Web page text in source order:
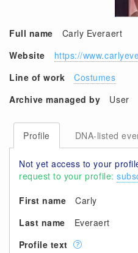
Full name
Carly Everaert
Website
https://
Line of work
Costumes
Archive managed by
User
Profile DNA-listed
Not yet access to your
request to your profile:
First name
Carly
Last name
Everaert
Profile text